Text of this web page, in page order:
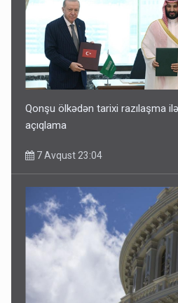
Qonşu ölkədən tarixi razılaşma ilə
açıqlama
7 Avqust 23:04